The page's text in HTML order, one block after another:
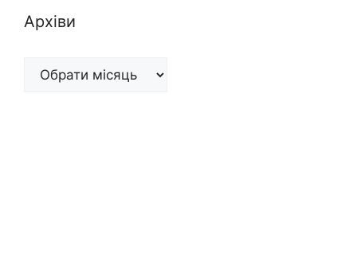
Архіви
Архіви